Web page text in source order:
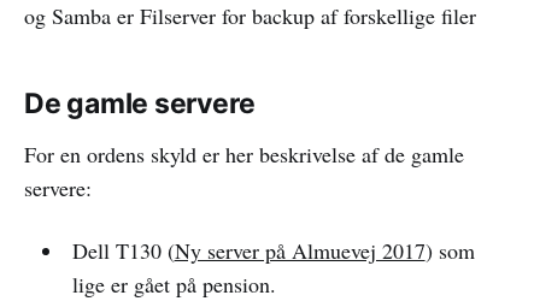
og Samba er Filserver for backup af forskellige filer
De gamle servere
For en ordens skyld er her beskrivelse af de gamle
servere:
Dell T130 (Ny server på Almuevej 2017) som
lige er gået på pension.